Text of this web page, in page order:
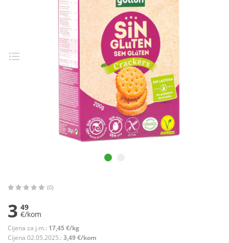
(0)
3 49
€/kom
Cijena za j.m.: 17,45 €/kg
Cijena 02.05.2025.: 3,49 €/kom